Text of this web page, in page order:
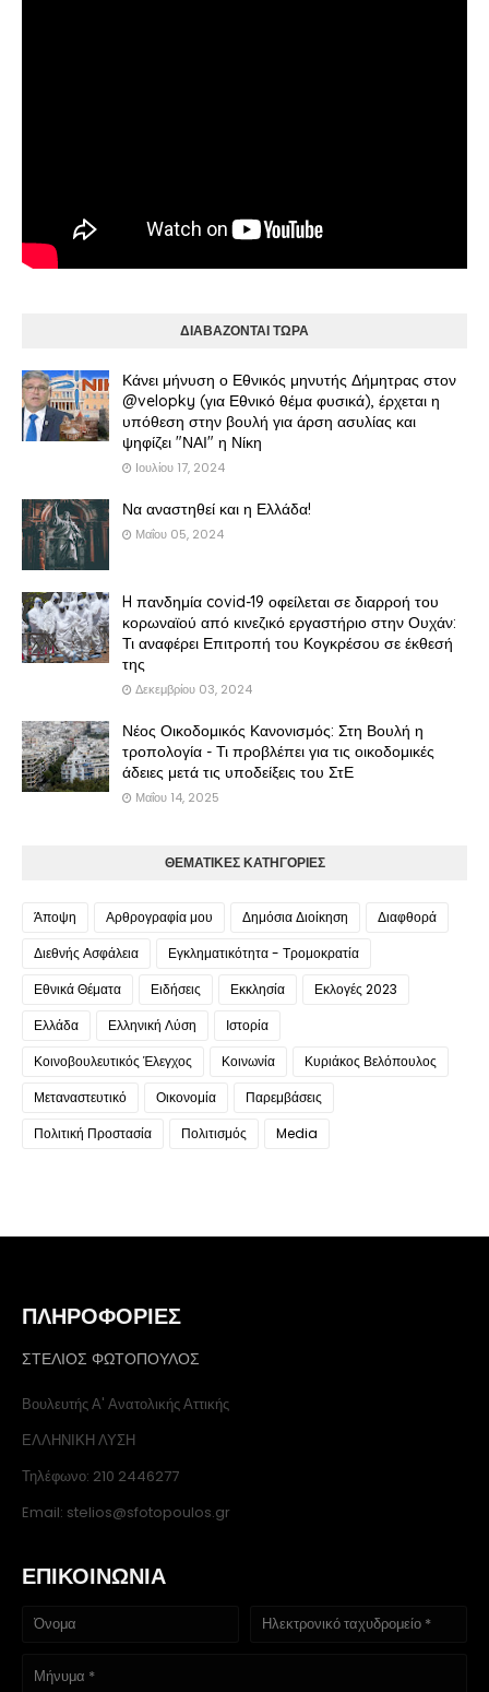
ΔΙΑΒΑΖΟΝΤΑΙ ΤΩΡΑ
Κάνει μήνυση ο Εθνικός μηνυτής Δήμητρας στον
@velopky (για Εθνικό θέμα φυσικά), έρχεται η
υπόθεση στην βουλή για άρση ασυλίας και
ψηφίζει "ΝΑΙ" η Νίκη
Ιουλίου 17, 2024
Να αναστηθεί και η Ελλάδα!
Μαΐου 05, 2024
H πανδημία covid-19 οφείλεται σε διαρροή του
κορωναϊού από κινεζικό εργαστήριο στην Ουχάν:
Τι αναφέρει Επιτροπή του Κογκρέσου σε έκθεσή
της
Δεκεμβρίου 03, 2024
Νέος Οικοδομικός Κανονισμός: Στη Βουλή η
τροπολογία - Τι προβλέπει για τις οικοδομικές
άδειες μετά τις υποδείξεις του ΣτΕ
Μαΐου 14, 2025
ΘΕΜΑΤΙΚΕΣ ΚΑΤΗΓΟΡΙΕΣ
Άποψη Αρθρογραφία μου Δημόσια Διοίκηση
Διαφθορά
Διεθνής Ασφάλεια
Εγκληματικότητα - Τρομοκρατία
Εθνικά Θέματα
Ειδήσεις Εκκλησία
Εκλογές 2023
Ελλάδα
Ελληνική Λύση
Ιστορία
Κοινοβουλευτικός Έλεγχος
Κοινωνία
Κυριάκος Βελόπουλος
Μεταναστευτικό
Οικονομία
Παρεμβάσεις
Πολιτική Προστασία
Πολιτισμός Media
ΠΛΗΡΟΦΟΡΙΕΣ
ΣΤΕΛΙΟΣ ΦΩΤΟΠΟΥΛΟΣ
Βουλευτής Α' Ανατολικής Αττικής
ΕΛΛΗΝΙΚΗ ΛΥΣΗ
Τηλέφωνο: 210 2446277
Email: stelios@sfotopoulos.gr
ΕΠΙΚΟΙΝΩΝΙΑ